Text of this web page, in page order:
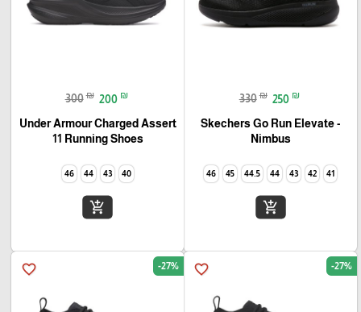
330 ₪ 250 ₪
Skechers Go Run Elevate -
Nimbus
41
42
43
44
44.5
45
46
add_shopping_cart
300 ₪ 200 ₪
Under Armour Charged Assert
11 Running Shoes
40
43
44
46
add_shopping_cart
favorite_border -27%
favorite_border -27%